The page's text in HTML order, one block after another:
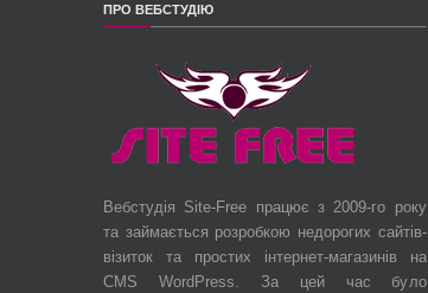
ПРО ВЕБСТУДІЮ
Вебстудія Site-Free працює з 2009-го року
та займається розробкою недорогих сайтів-
візиток та простих інтернет-магазинів на
CMS WordPress. За цей час було